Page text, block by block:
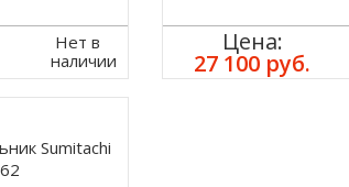
Нет в
наличии
Цена:
27 100 руб.